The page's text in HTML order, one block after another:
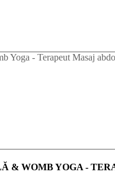
& WOMB YOGA -